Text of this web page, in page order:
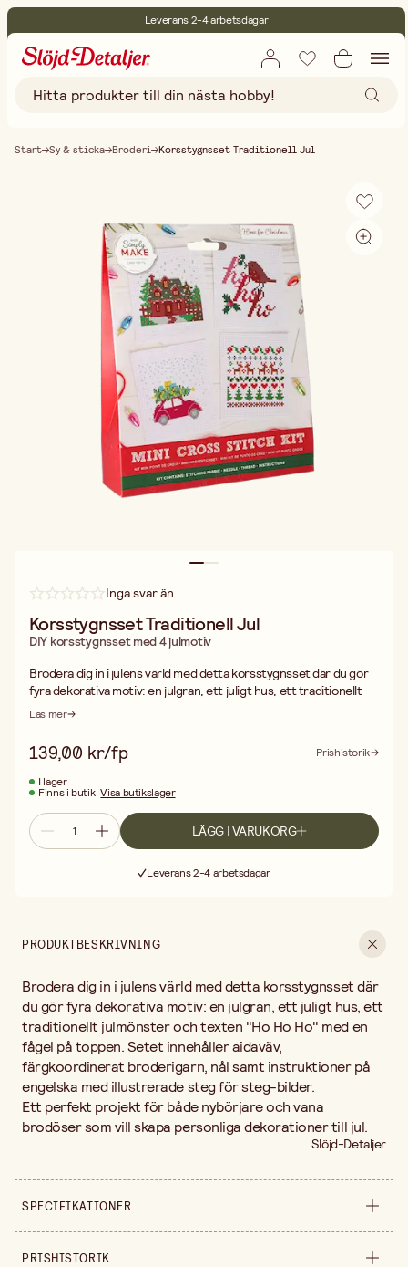
Leverans 2-4 arbetsdagar
Fri frakt vid köp över 499:-
Start Sy & sticka Broderi Korsstygnsset Traditionell Jul
Inga svar än
Korsstygnsset Traditionell Jul
DIY korsstygnsset med 4 julmotiv
Brodera dig in i julens värld med detta korsstygnsset där du gör
fyra dekorativa motiv: en julgran, ett juligt hus, ett traditionellt
julmönster och texten "Ho Ho Ho" med en fågel på toppen. Setet
instruktioner på engelska med illustrerade steg för steg-bilder.
Ett perfekt projekt för både nybörjare och vana brodöser som vill
skapa personliga dekorationer till jul.
Läs mer
139,00 kr/fp
Prishistorik
I lager
Finns i butik Visa butikslager
LÄGG I VARUKORG
Leverans 2-4 arbetsdagar
PRODUKTBESKRIVNING
Brodera dig in i julens värld med detta korsstygnsset där
du gör fyra dekorativa motiv: en julgran, ett juligt hus, ett
traditionellt julmönster och texten "Ho Ho Ho" med en
fågel på toppen. Setet innehåller aidaväv,
färgkoordinerat broderigarn, nål samt instruktioner på
engelska med illustrerade steg för steg-bilder.
Ett perfekt projekt för både nybörjare och vana
brodöser som vill skapa personliga dekorationer till jul.
Slöjd-Detaljer
SPECIFIKATIONER
Säljs i förpackning
PRISHISTORIK